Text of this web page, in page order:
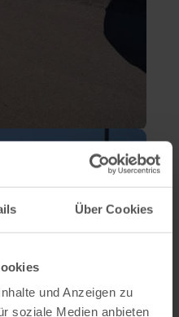
Über Cookies
und Anzeigen zu
soziale Medien anbieten